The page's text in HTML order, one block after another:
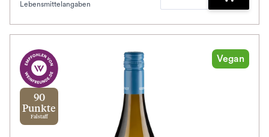
Lebensmittelangaben
Zum
90
Punkte
Falstaff
Vegan